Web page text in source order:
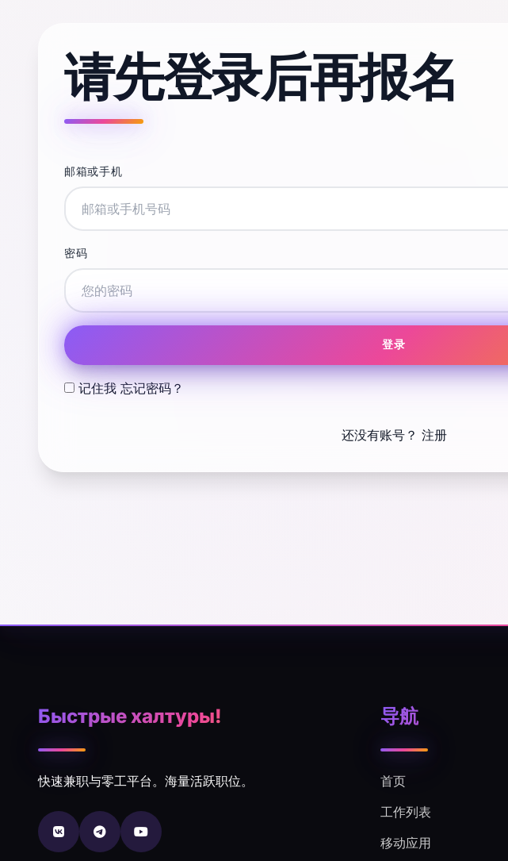
请先登录后再报名
邮箱或手机
密码
登录
记住我 忘记密码？
还没有账号？ 注册
Быстрые халтуры!
快速兼职与零工平台。海量活跃职位。
导航
首页
工作列表
移动应用